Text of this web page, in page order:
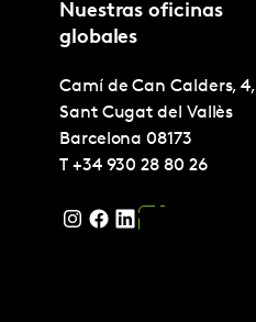
Nuestras oficinas
globales
Camí de Can Calders, 4,
Sant Cugat del Vallès
Barcelona 08173
T +34 930 28 80 26